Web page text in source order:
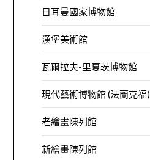
日耳曼國家博物館
漢堡美術館
瓦爾拉夫-里夏茨博物館
現代藝術博物館 (法蘭克福)
老繪畫陳列館
新繪畫陳列館